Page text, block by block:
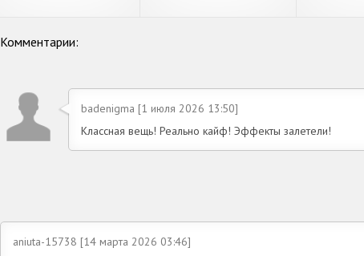
Комментарии:
badenigma [1 июля 2026 13:50]
Классная вещь! Реально кайф! Эффекты залетели!
aniuta-15738 [14 марта 2026 03:46]